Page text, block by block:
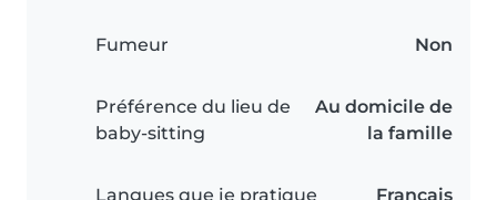
Fumeur Non
Préférence du lieu de
baby-sitting
Au domicile de
la famille
Langues que je pratique Français